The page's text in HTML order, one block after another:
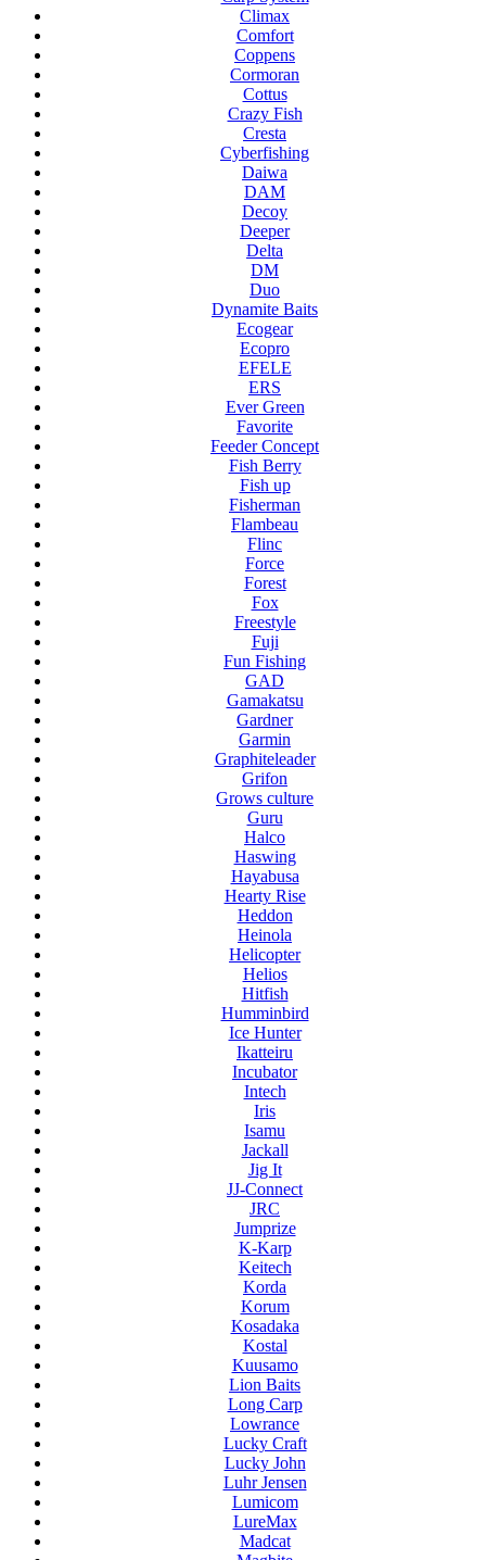
Climax
Comfort
Coppens
Cormoran
Cottus
Crazy Fish
Cresta
Cyberfishing
Daiwa
DAM
Decoy
Deeper
Delta
DM
Duo
Dynamite Baits
Ecogear
Ecopro
EFELE
ERS
Ever Green
Favorite
Feeder Concept
Fish Berry
Fish up
Fisherman
Flambeau
Flinc
Force
Forest
Fox
Freestyle
Fuji
Fun Fishing
GAD
Gamakatsu
Gardner
Garmin
Graphiteleader
Grifon
Grows culture
Guru
Halco
Haswing
Hayabusa
Hearty Rise
Heddon
Heinola
Helicopter
Helios
Hitfish
Humminbird
Ice Hunter
Ikatteiru
Incubator
Intech
Iris
Isamu
Jackall
Jig It
JJ-Connect
JRC
Jumprize
K-Karp
Keitech
Korda
Korum
Kosadaka
Kostal
Kuusamo
Lion Baits
Long Carp
Lowrance
Lucky Craft
Lucky John
Luhr Jensen
Lumicom
LureMax
Madcat